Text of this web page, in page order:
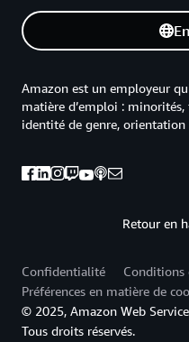
Retour en
Amazon est un employeur
matière d’emploi : minorités,
identité de genre, orientation
Confidentialité
Conditions
Préférences en matière de
© 2025, Amazon Web
Tous droits réservés.